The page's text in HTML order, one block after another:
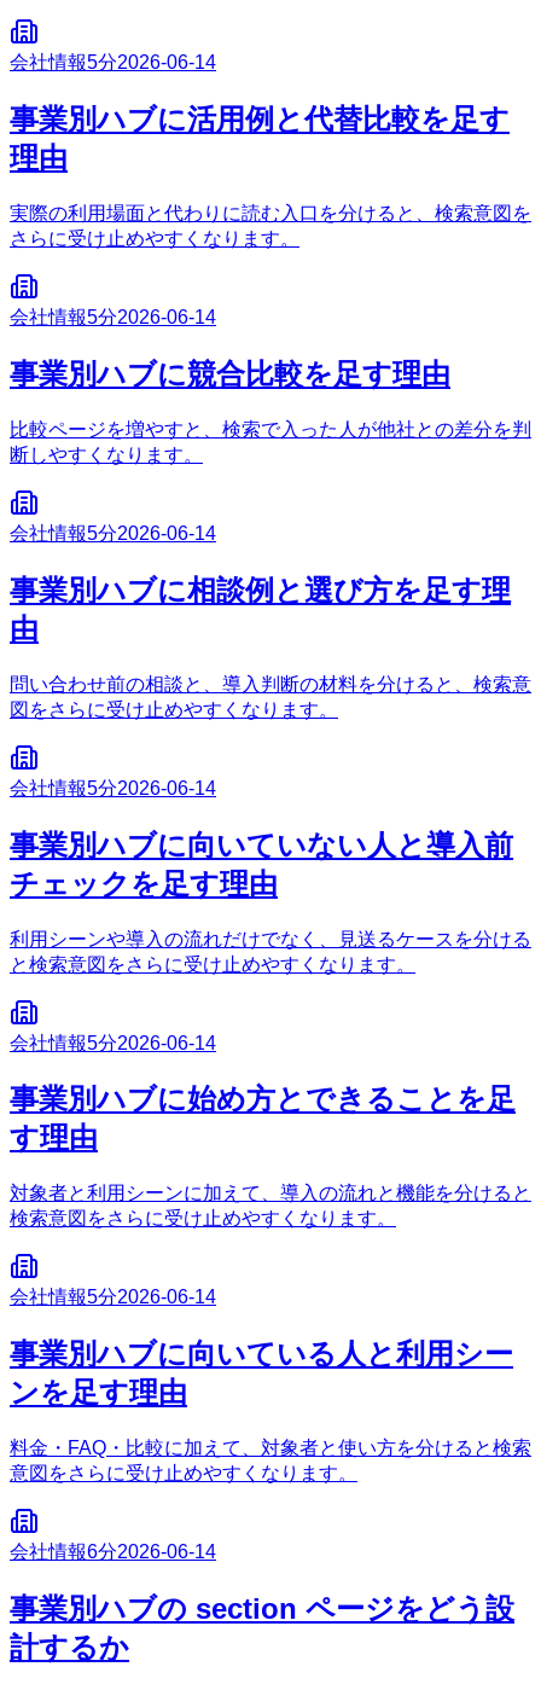
会社情報5分2026-06-14
事業別ハブに活用例と代替比較を足す
理由
実際の利用場面と代わりに読む入口を分けると、検索意図を
さらに受け止めやすくなります。
会社情報5分2026-06-14
事業別ハブに競合比較を足す理由
比較ページを増やすと、検索で入った人が他社との差分を判
断しやすくなります。
会社情報5分2026-06-14
事業別ハブに相談例と選び方を足す理
由
問い合わせ前の相談と、導入判断の材料を分けると、検索意
図をさらに受け止めやすくなります。
会社情報5分2026-06-14
事業別ハブに向いていない人と導入前
チェックを足す理由
利用シーンや導入の流れだけでなく、見送るケースを分ける
と検索意図をさらに受け止めやすくなります。
会社情報5分2026-06-14
事業別ハブに始め方とできることを足
す理由
対象者と利用シーンに加えて、導入の流れと機能を分けると
検索意図をさらに受け止めやすくなります。
会社情報5分2026-06-14
事業別ハブに向いている人と利用シー
ンを足す理由
料金・FAQ・比較に加えて、対象者と使い方を分けると検索
意図をさらに受け止めやすくなります。
会社情報6分2026-06-14
事業別ハブの section ページをどう設
計するか